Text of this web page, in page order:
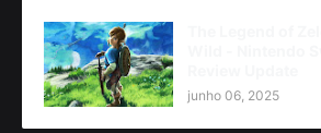
junho 06, 2025